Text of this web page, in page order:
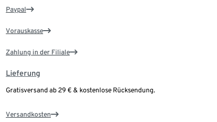
Paypal
Vorauskasse
Zahlung in der Filiale
Lieferung
Gratisversand ab 29 € & kostenlose Rücksendung.
Versandkosten